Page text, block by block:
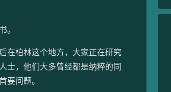
。
在柏林这个地方，大家正在研究
士，他们大多曾经都是纳粹的同
要问题。